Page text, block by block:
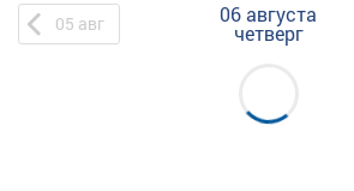
05 авг 06 августа
четверг